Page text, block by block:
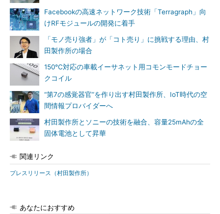
Facebookの高速ネットワーク技術「Terragraph」向
けRFモジュールの開発に着手
「モノ売り強者」が「コト売り」に挑戦する理由、村
田製作所の場合
150℃対応の車載イーサネット用コモンモードチョー
クコイル
“第7の感覚器官”を作り出す村田製作所、IoT時代の空
間情報プロバイダーへ
村田製作所とソニーの技術を融合、容量25mAhの全
固体電池として昇華
関連リンク
プレスリリース（村田製作所）
あなたにおすすめ